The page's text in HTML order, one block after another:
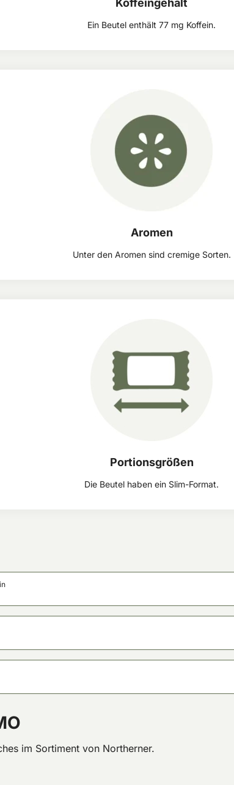
Koffeingehalt
Ein Beutel enthält 77 mg Koffein.
Aromen
Unter den Aromen sind cremige Sorten.
Portionsgrößen
Die Beutel haben ein Slim-Format.
im Sortiment von Northerner.